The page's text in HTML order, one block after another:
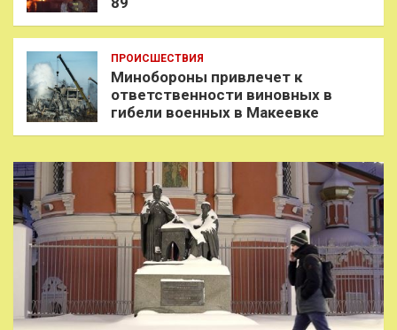
ПРОИСШЕСТВИЯ
Минобороны привлечет к
ответственности виновных в
гибели военных в Макеевке